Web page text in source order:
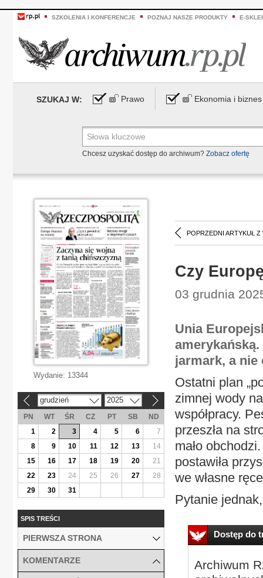
SZKOLENIA I KONFERENCJE POZNAJ NASZE PRODUKTY E-
SZUKAJ W: Prawo Ekonomia i biznes
Chcesz uzyskać dostęp do archiwum? Zobacz ofertę
POPRZEDNI ARTYKUŁ Z
Czy
03 grudnia
Unia
jarmark, a nie
Ostatni plan
zimnej wody
współpracy.
przeszła na
mało
postawiła
we własne
Pytanie
Dostęp do
Archiwum
Wydanie: 13344
grudzień 2025
PN WT ŚR CZ PT SB
ND
1
2 3 4 5 6
7
8
9 10 11 12 13
14
15
16 17 18 19 20
21
22
23 24 25 26 27
28
29
30 31
SPIS TREŚCI
PIERWSZA STRONA
KOMENTARZE